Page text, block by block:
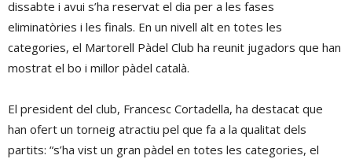
dissabte i avui s’ha reservat el dia per a les fases
eliminatòries i les finals. En un nivell alt en totes les
categories, el Martorell Pàdel Club ha reunit jugadors que han
mostrat el bo i millor pàdel català.
El president del club, Francesc Cortadella, ha destacat que
han ofert un torneig atractiu pel que fa a la qualitat dels
partits: “s’ha vist un gran pàdel en totes les categories, el